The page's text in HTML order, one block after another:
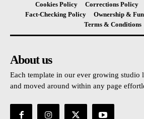
Cookies Policy
Corrections Policy
Fact-Checking Policy
Ownership &
Terms & Conditions
About us
Each template in our ever growing studio
and moved around within any page